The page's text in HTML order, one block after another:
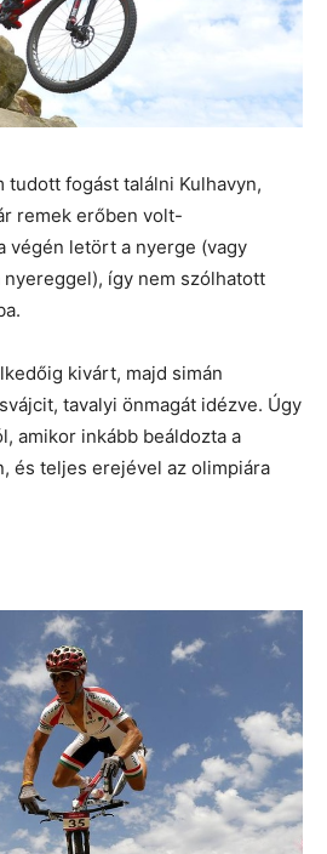
tudott fogást találni Kulhavyn,
remek erőben volt-
végén letört a nyerge (vagy
így nem szólhatott
kivárt, majd simán
tavalyi önmagát idézve. Úgy
amikor inkább beáldozta a
és teljes erejével az olimpiára